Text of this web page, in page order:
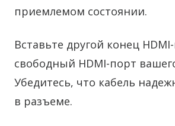
приемлемом состоянии.
Вставьте другой конец
свободный HDMI-порт
Убедитесь, что кабель
в разъеме.